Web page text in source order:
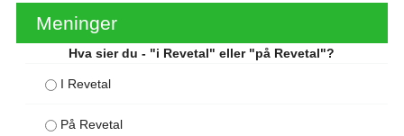
Meninger
Hva sier du - "i Revetal" eller "på Revetal"?
I Revetal
På Revetal